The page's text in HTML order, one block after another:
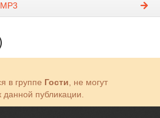
в группе Гости, не могут
данной публикации.